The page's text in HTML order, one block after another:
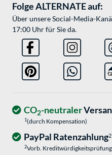
Folge ALTERNATE auf:
Über unsere Social-Media-
17:00 Uhr für Sie da.
CO2-neutraler
1(durch Kompensation)
PayPal Ratenzahlung2
2Vorb. Kreditwürdigkeitsprüfung